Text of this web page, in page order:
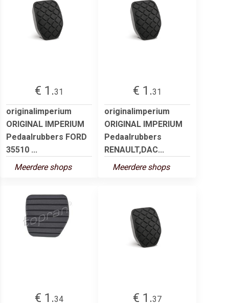
€ 1.31
originalimperium
ORIGINAL IMPERIUM
Pedaalrubbers FORD
35510 ...
Meerdere shops
€ 1.31
originalimperium
ORIGINAL IMPERIUM
Pedaalrubbers
RENAULT,DAC...
Meerdere shops
€ 1.34
€ 1.37